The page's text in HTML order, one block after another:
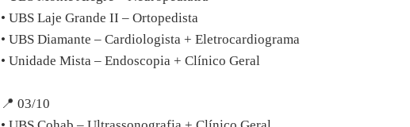
• UBS Laje Grande II – Ortopedista
• UBS Diamante – Cardiologista + Eletrocardiograma
• Unidade Mista – Endoscopia + Clínico Geral
📍 03/10